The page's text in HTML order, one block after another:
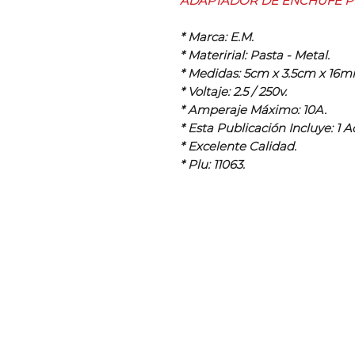
* Marca: E.M.
* Materirial: Pasta - Metal.
* Medidas: 5cm x 3.5cm x
* Voltaje: 2.5 / 250v.
* Amperaje Máximo: 10A.
* Esta Publicación Incluye: 1
* Excelente Calidad.
* Plu: 11063.